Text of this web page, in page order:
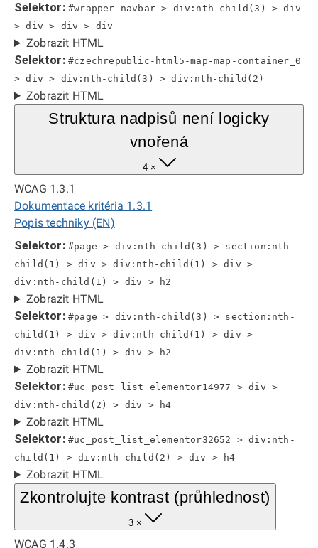
Selektor: #wrapper-navbar > div:nth-child(3) > div
> div > div > div
Zobrazit HTML
Selektor: #czechrepublic-html5-map-map-container_0
> div > div:nth-child(3) > div:nth-child(2)
Zobrazit HTML
Struktura nadpisů není logicky
vnořená
4 ×
WCAG 1.3.1
Dokumentace kritéria 1.3.1
Popis techniky (EN)
Selektor: #page > div:nth-child(3) > section:nth-
child(1) > div > div:nth-child(1) > div >
div:nth-child(1) > div > h2
Zobrazit HTML
Selektor: #page > div:nth-child(3) > section:nth-
child(1) > div > div:nth-child(1) > div >
div:nth-child(1) > div > h2
Zobrazit HTML
Selektor: #uc_post_list_elementor14977 > div >
div:nth-child(2) > div > h4
Zobrazit HTML
Selektor: #uc_post_list_elementor32652 > div:nth-
child(1) > div:nth-child(2) > div > h4
Zobrazit HTML
Zkontrolujte kontrast (průhlednost)
3 ×
WCAG 1.4.3